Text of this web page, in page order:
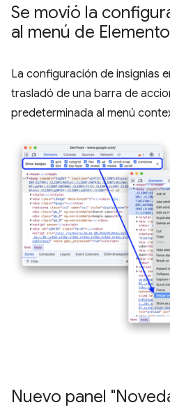
Se movió la
al menú de
La configuración de insignias
trasladó de una barra de
predeterminada al menú
Nuevo panel